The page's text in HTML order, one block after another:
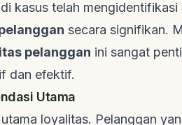
kasus telah mengidentifikasi
secara signifikan.
pelanggan ini sangat
dan efektif.
Utama
loyalitas. Pelanggan